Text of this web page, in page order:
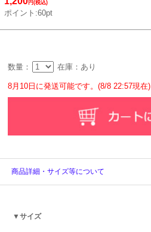
円(税込)
ポイント:60pt
数量： 在庫：あり
8月10日に発送可能です。(8/8 22:57現在)
商品詳細・サイズ等について
▼サイズ